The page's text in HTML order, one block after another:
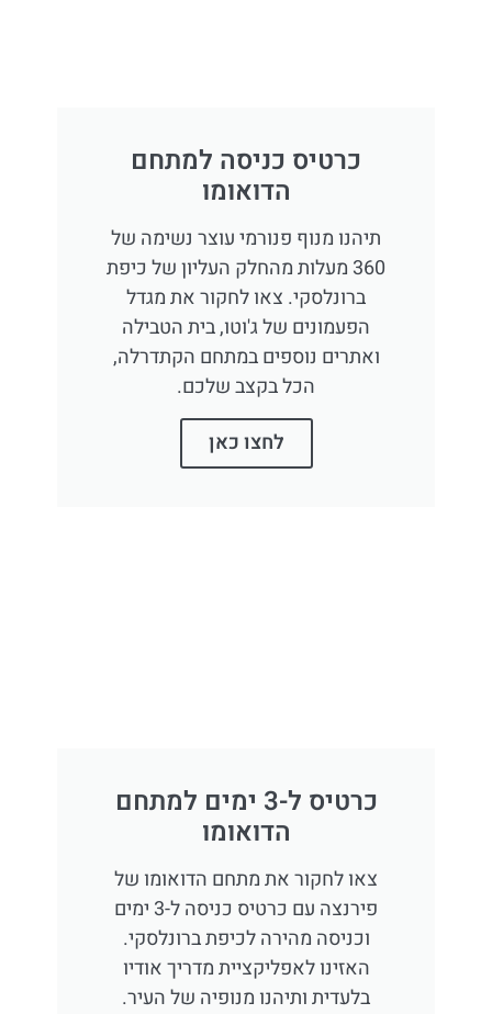
כרטיס כניסה למתחם
הדואומו
תיהנו מנוף פנורמי עוצר נשימה של
360 מעלות מהחלק העליון של כיפת
ברונלסקי. צאו לחקור את מגדל
הפעמונים של ג'וטו, בית הטבילה
ואתרים נוספים במתחם הקתדרלה,
הכל בקצב שלכם.
לחצו כאן
כרטיס ל-3 ימים למתחם
הדואומו
צאו לחקור את מתחם הדואומו של
פירנצה עם כרטיס כניסה ל-3 ימים
וכניסה מהירה לכיפת ברונלסקי.
האזינו לאפליקציית מדריך אודיו
בלעדית ותיהנו מנופיה של העיר.